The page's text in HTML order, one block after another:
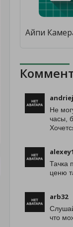
Не
часы,
Тачка
ценю
arb32
что